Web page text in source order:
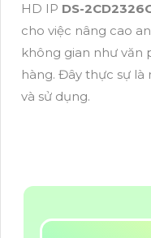
HD IP DS-
cho việc nâng cao
không gian như văn
hàng. Đây thực sự
và sử dụng.